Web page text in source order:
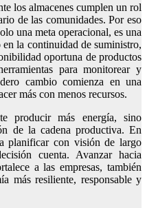
los almacenes cumplen un rol
de las comunidades. Por eso
una meta operacional, es una
la continuidad de suministro,
oportuna de productos
para monitorear y
cambio comienza en una
más con menos recursos.
producir más energía, sino
de la cadena productiva. En
planificar con visión de largo
cuenta. Avanzar hacia
a las empresas, también
más resiliente, responsable y